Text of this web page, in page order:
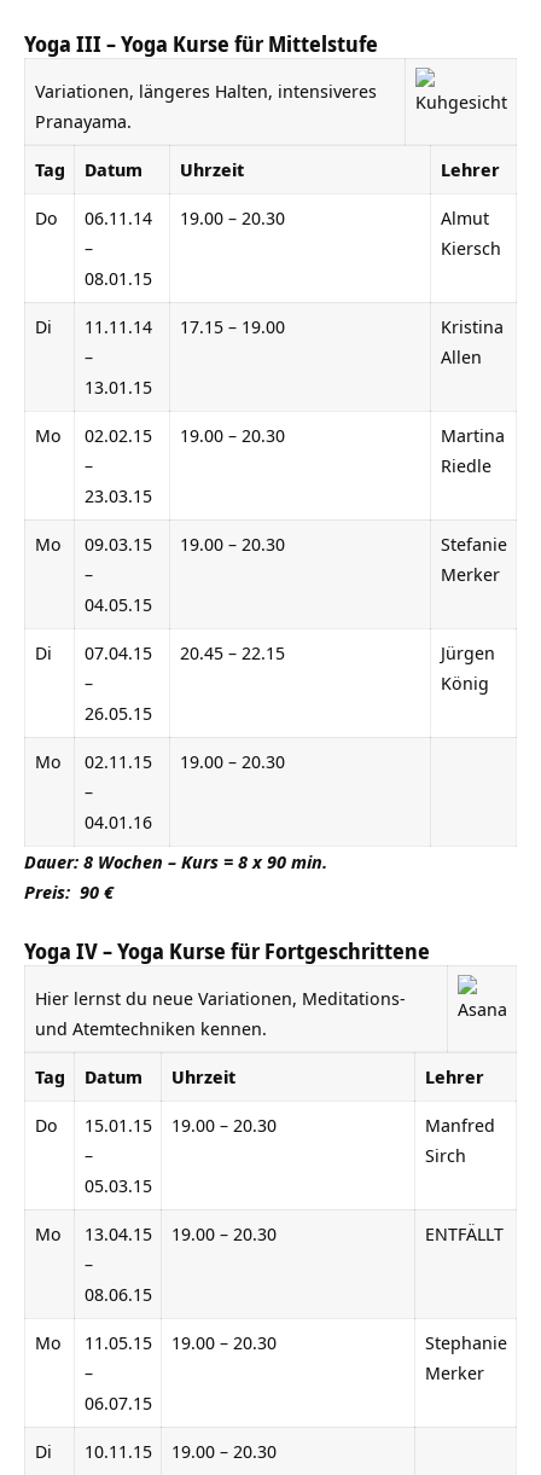
Yoga III – Yoga Kurse für Mittelstufe
Variationen, längeres Halten, intensiveres
Pranayama.
Tag
Datum Uhrzeit
Lehrer
Do
06.11.14
–
08.01.15
19.00 – 20.30
Almut
Kiersch
Di
11.11.14
–
13.01.15
17.15 – 19.00
Kristina
Allen
Mo
02.02.15
–
23.03.15
19.00 – 20.30
Martina
Riedle
Mo
09.03.15
–
04.05.15
19.00 – 20.30
Stefanie
Merker
Di
07.04.15
–
26.05.15
20.45 – 22.15
Jürgen
König
Mo
02.11.15
–
04.01.16
19.00 – 20.30
Dauer: 8 Wochen – Kurs = 8 x 90 min.
Preis: 90 €
Yoga IV – Yoga Kurse für Fortgeschrittene
Hier lernst du neue Variationen, Meditations-
und Atemtechniken kennen.
Tag
Datum Uhrzeit
Lehrer
Do
15.01.15
–
05.03.15
19.00 – 20.30
Manfred
Sirch
Mo
13.04.15
–
08.06.15
19.00 – 20.30 ENTFÄLLT
Mo
11.05.15
–
06.07.15
19.00 – 20.30
Stephanie
Merker
Di
10.11.15
19.00 – 20.30